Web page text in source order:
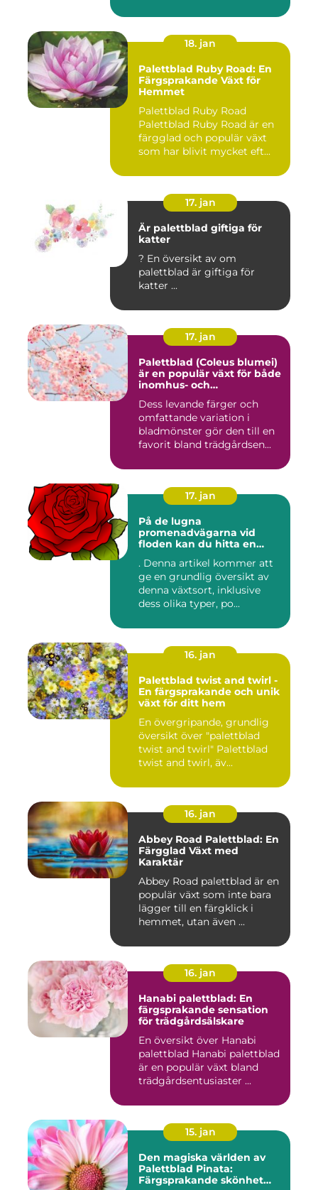
18. jan
Palettblad Ruby Road: En
Färgsprakande Växt för
Hemmet
Palettblad Ruby Road
Palettblad Ruby Road är en
färgglad och populär växt
som har blivit mycket eft...
17. jan
Är palettblad giftiga för
katter
? En översikt av om
palettblad är giftiga för
katter ...
17. jan
Palettblad (Coleus blumei)
är en populär växt för både
inomhus- och
Dess levande färger och
omfattande variation i
bladmönster gör den till en
favorit bland trädgårdsen...
17. jan
På de lugna
promenadvägarna vid
floden kan du hitta en
som kallas Palettblad River
Walk
. Denna artikel kommer att
ge en grundlig översikt av
denna växtsort, inklusive
dess olika typer, po...
16. jan
Palettblad twist and twirl -
En färgsprakande och unik
växt för ditt hem
En övergripande, grundlig
översikt över "palettblad
twist and twirl" Palettblad
twist and twirl, äv...
16. jan
Abbey Road Palettblad: En
Färgglad Växt med
Karaktär
Abbey Road palettblad är en
populär växt som inte bara
lägger till en färgklick i
hemmet, utan även ...
16. jan
Hanabi palettblad: En
färgsprakande sensation
för trädgårdsälskare
En översikt över Hanabi
palettblad Hanabi palettblad
är en populär växt bland
trädgårdsentusiaster ...
15. jan
Den magiska världen av
Palettblad Pinata:
Färgsprakande skönhet